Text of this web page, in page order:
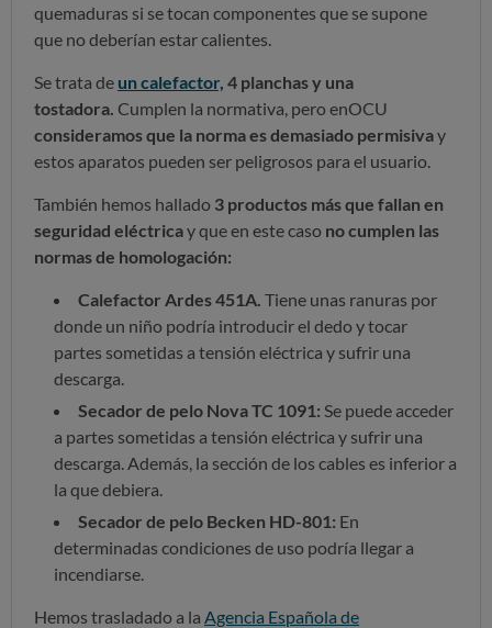
quemaduras si se tocan componentes que se supone
que no deberían estar calientes.
Se trata de un calefactor, 4 planchas y una
tostadora. Cumplen la normativa, pero enOCU
consideramos que la norma es demasiado permisivay
estos aparatos pueden ser peligrosos para el usuario.
También hemos hallado 3 productos más que fallan en
seguridad eléctricay que en este caso no cumplen las
normas de homologación:
Calefactor Ardes 451A. Tiene unas ranuras por
donde un niño podría introducir el dedo y tocar
partes sometidas a tensión eléctrica y sufrir una
descarga.
Secador de pelo Nova TC 1091: Se puede acceder
a partes sometidas a tensión eléctrica y sufrir una
descarga. Además, la sección de los cables es inferior a
la que debiera.
Secador de pelo Becken HD-801: En
determinadas condiciones de uso podría llegar a
incendiarse.
Hemos trasladado a la Agencia Española de